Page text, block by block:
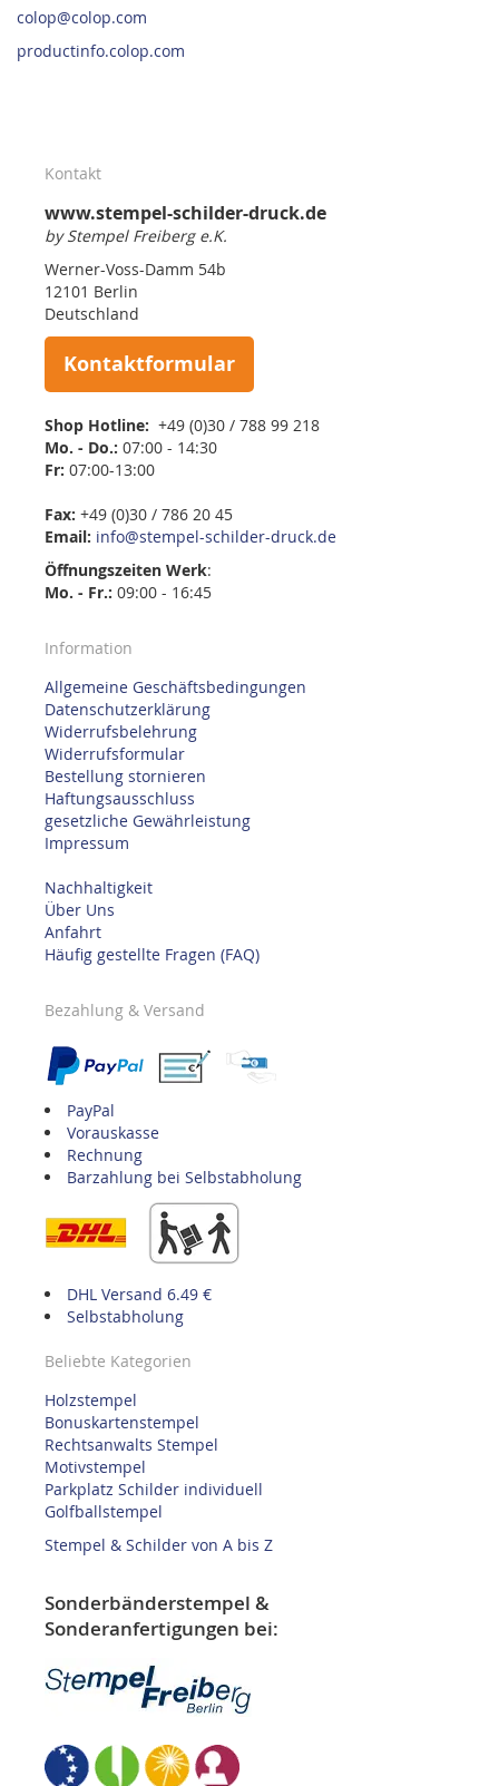
colop@colop.com
productinfo.colop.com
Kontakt
www.stempel-schilder-druck.de
by Stempel Freiberg e.K.
Werner-Voss-Damm 54b
12101 Berlin
Deutschland
Kontaktformular
Shop Hotline: +49 (0)30 / 788 99 218
Mo. - Do.: 07:00 - 14:30
Fr: 07:00-13:00
Fax: +49 (0)30 / 786 20 45
Email: info@stempel-schilder-druck.de
Öffnungszeiten Werk:
Mo. - Fr.: 09:00 - 16:45
Information
Allgemeine Geschäftsbedingungen
Datenschutzerklärung
Widerrufsbelehrung
Widerrufsformular
Bestellung stornieren
Haftungsausschluss
gesetzliche Gewährleistung
Impressum
Nachhaltigkeit
Über Uns
Anfahrt
Häufig gestellte Fragen (FAQ)
Bezahlung & Versand
PayPal
Vorauskasse
Rechnung
Barzahlung bei Selbstabholung
DHL Versand 6.49 €
Selbstabholung
Beliebte Kategorien
Holzstempel
Bonuskartenstempel
Rechtsanwalts Stempel
Motivstempel
Parkplatz Schilder individuell
Golfballstempel
Stempel & Schilder von A bis Z
Sonderbänderstempel &
Sonderanfertigungen bei: